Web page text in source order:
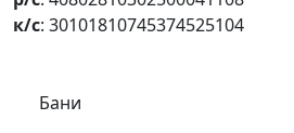
к/с: 30101810745374525104
Самое важное
Бани